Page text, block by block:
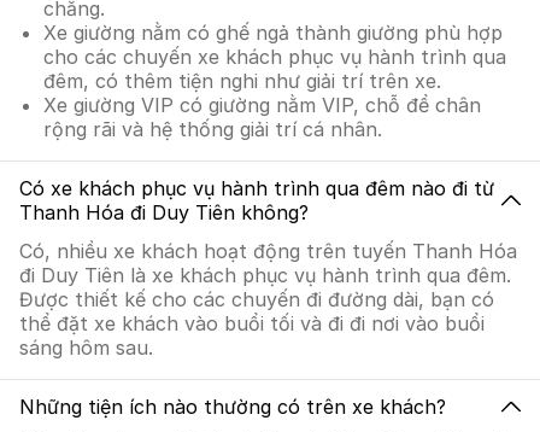
chăng.
Xe giường nằm có ghế ngả thành giường phù hợp
cho các chuyến xe khách phục vụ hành trình qua
đêm, có thêm tiện nghi như giải trí trên xe.
Xe giường VIP có giường nằm VIP, chỗ để chân
rộng rãi và hệ thống giải trí cá nhân.
Có xe khách phục vụ hành trình qua đêm nào đi từ
Thanh Hóa đi Duy Tiên không?
Có, nhiều xe khách hoạt động trên tuyến Thanh Hóa
đi Duy Tiên là xe khách phục vụ hành trình qua đêm.
Được thiết kế cho các chuyến đi đường dài, bạn có
thể đặt xe khách vào buổi tối và đi đi nơi vào buổi
sáng hôm sau.
Những tiện ích nào thường có trên xe khách?